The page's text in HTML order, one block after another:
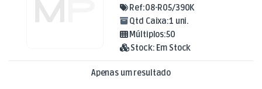
Ref:08-R05/390K
Qtd Caixa:1 uni.
Múltiplos:50
Stock: Em Stock
Apenas um resultado